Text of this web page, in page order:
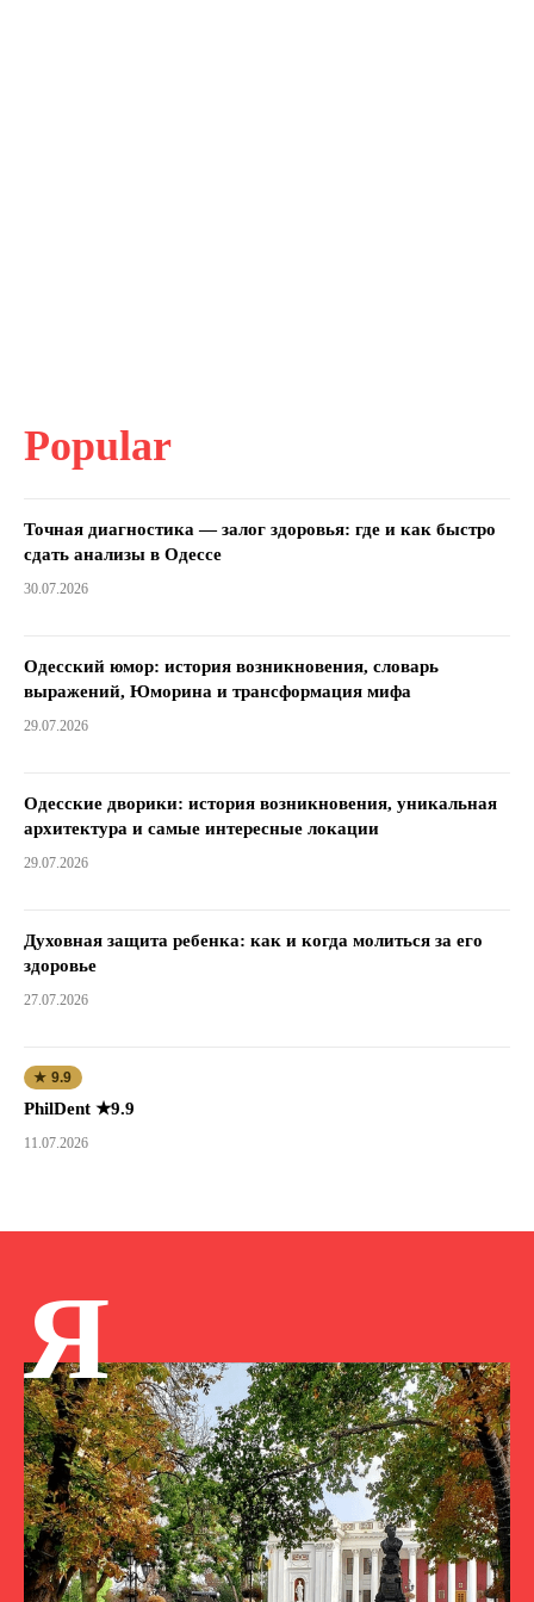
Popular
Точная диагностика — залог здоровья: где и как быстро
сдать анализы в Одессе
30.07.2026
Одесский юмор: история возникновения, словарь
выражений, Юморина и трансформация мифа
29.07.2026
Одесские дворики: история возникновения, уникальная
архитектура и самые интересные локации
29.07.2026
Духовная защита ребенка: как и когда молиться за его
здоровье
27.07.2026
★ 9.9
PhilDent ★9.9
11.07.2026
Я